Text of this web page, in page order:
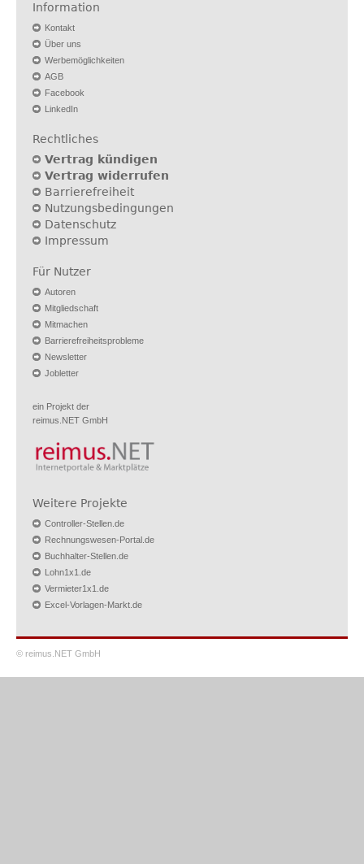
Information
Kontakt
Über uns
Werbemöglichkeiten
AGB
Facebook
LinkedIn
Rechtliches
Vertrag kündigen
Vertrag widerrufen
Barrierefreiheit
Nutzungsbedingungen
Datenschutz
Impressum
Für Nutzer
Autoren
Mitgliedschaft
Mitmachen
Barrierefreiheitsprobleme
Newsletter
Jobletter
ein Projekt der
reimus.NET GmbH
Weitere Projekte
Controller-Stellen.de
Rechnungswesen-Portal.de
Buchhalter-Stellen.de
Lohn1x1.de
Vermieter1x1.de
Excel-Vorlagen-Markt.de
© reimus.NET GmbH